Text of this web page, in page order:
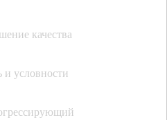
качества
и условности